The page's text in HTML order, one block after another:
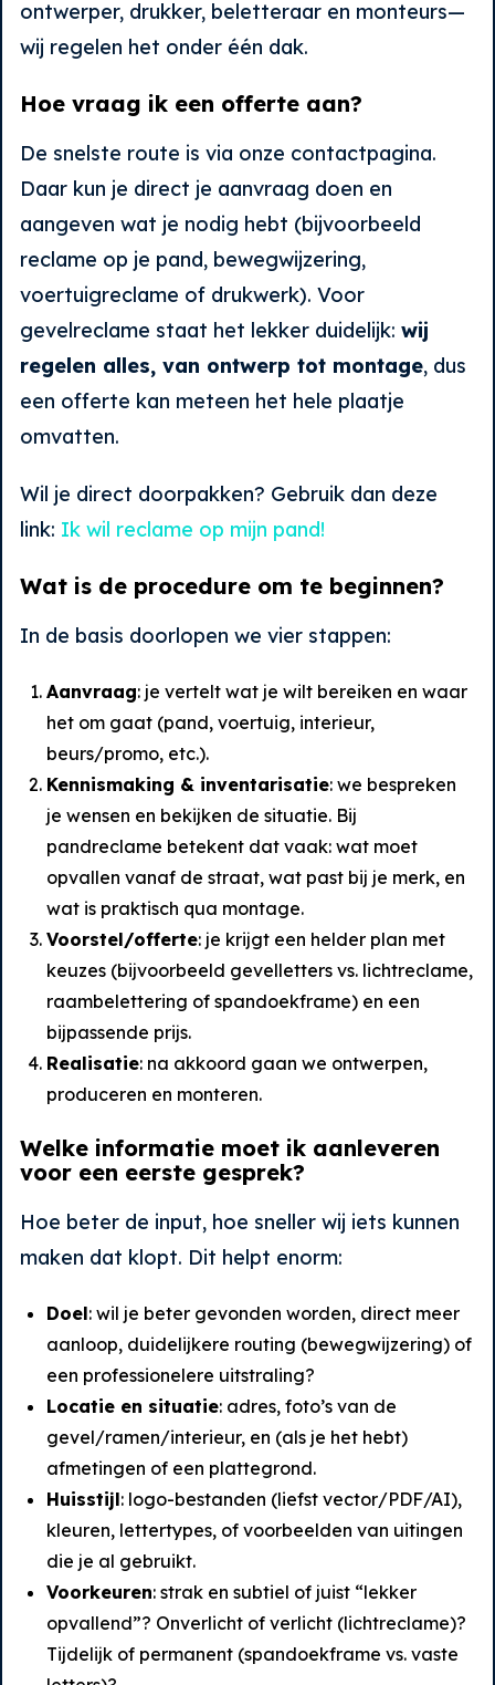
ontwerper, drukker, beletteraar en monteurs—
wij regelen het onder één dak.
Hoe vraag ik een offerte aan?
De snelste route is via onze contactpagina.
Daar kun je direct je aanvraag doen en
aangeven wat je nodig hebt (bijvoorbeeld
reclame op je pand, bewegwijzering,
voertuigreclame of drukwerk). Voor
gevelreclame staat het lekker duidelijk: wij
regelen alles, van ontwerp tot montage, dus
een offerte kan meteen het hele plaatje
omvatten.
Wil je direct doorpakken? Gebruik dan deze
link: Ik wil reclame op mijn pand!
Wat is de procedure om te beginnen?
In de basis doorlopen we vier stappen:
Aanvraag: je vertelt wat je wilt bereiken en waar
het om gaat (pand, voertuig, interieur,
beurs/promo, etc.).
Kennismaking & inventarisatie: we bespreken
je wensen en bekijken de situatie. Bij
pandreclame betekent dat vaak: wat moet
opvallen vanaf de straat, wat past bij je merk, en
wat is praktisch qua montage.
Voorstel/offerte: je krijgt een helder plan met
keuzes (bijvoorbeeld gevelletters vs. lichtreclame,
raambelettering of spandoekframe) en een
bijpassende prijs.
Realisatie: na akkoord gaan we ontwerpen,
produceren en monteren.
Welke informatie moet ik aanleveren
voor een eerste gesprek?
Hoe beter de input, hoe sneller wij iets kunnen
maken dat klopt. Dit helpt enorm:
Doel: wil je beter gevonden worden, direct meer
aanloop, duidelijkere routing (bewegwijzering) of
een professionelere uitstraling?
Locatie en situatie: adres, foto’s van de
gevel/ramen/interieur, en (als je het hebt)
afmetingen of een plattegrond.
Huisstijl: logo-bestanden (liefst vector/PDF/AI),
kleuren, lettertypes, of voorbeelden van uitingen
die je al gebruikt.
Voorkeuren: strak en subtiel of juist “lekker
opvallend”? Onverlicht of verlicht (lichtreclame)?
Tijdelijk of permanent (spandoekframe vs. vaste